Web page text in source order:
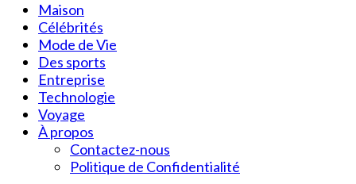
Maison
Célébrités
Mode de Vie
Des sports
Entreprise
Technologie
Voyage
À propos
Contactez-nous
Politique de Confidentialité